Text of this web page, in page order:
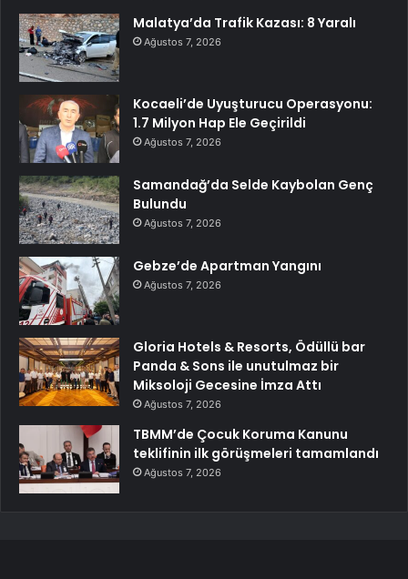
Malatya’da Trafik Kazası: 8 Yaralı
Ağustos 7, 2026
Kocaeli’de Uyuşturucu Operasyonu:
1.7 Milyon Hap Ele Geçirildi
Ağustos 7, 2026
Samandağ’da Selde Kaybolan Genç
Bulundu
Ağustos 7, 2026
Gebze’de Apartman Yangını
Ağustos 7, 2026
Gloria Hotels & Resorts, Ödüllü bar
Panda & Sons ile unutulmaz bir
Miksoloji Gecesine İmza Attı
Ağustos 7, 2026
TBMM’de Çocuk Koruma Kanunu
teklifinin ilk görüşmeleri tamamlandı
Ağustos 7, 2026